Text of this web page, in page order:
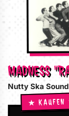
MADNESS
Nutty Ska